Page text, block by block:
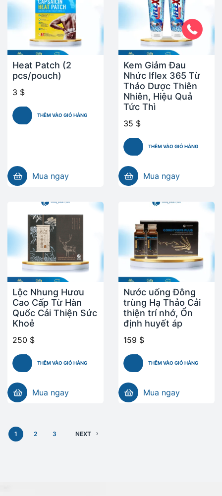
Heat Patch (2
pcs/pouch)
3 $
THÊM VÀO GIỎ HÀNG
Mua ngay
Kem Giảm Đau
Nhức Iflex 365 Từ
Thảo Dược Thiên
Nhiên, Hiệu Quả
Tức Thì
35 $
THÊM VÀO GIỎ HÀNG
Mua ngay
Lộc Nhung Hươu
Cao Cấp Từ Hàn
Quốc Cải Thiện Sức
Khoẻ
250 $
THÊM VÀO GIỎ HÀNG
Mua ngay
Nước uống Đông
trùng Hạ Thảo Cải
thiện trí nhớ, Ổn
định huyết áp
159 $
THÊM VÀO GIỎ HÀNG
Mua ngay
1 2 3 NEXT